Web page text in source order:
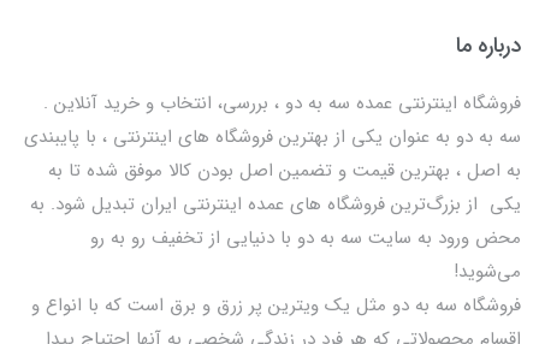
درباره ما
فروشگاه اینترنتی عمده سه به دو ، بررسی، انتخاب و خرید آنلاین .
سه به دو به عنوان یکی از بهترين فروشگاه های اینترنتی ، با پایبندی
به اصل ، بهترين قيمت و تضمین اصل‌ بودن کالا موفق شده تا به
يكي از بزرگ‌ترين فروشگاه هاي عمده اینترنتی ایران تبدیل شود. به
محض ورود به سایت سه به دو با دنیایی از تخفيف رو به رو
می‌شوید!
فروشگاه سه به دو مثل یک ویترین پر زرق و برق است که با انواع و